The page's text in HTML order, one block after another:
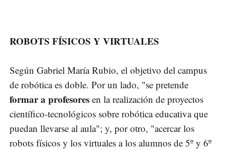
ROBOTS FÍSICOS Y VIRTUALES
Según Gabriel María Rubio, el objetivo del campus
de robótica es doble. Por un lado, "se pretende
formar a profesores en la realización de proyectos
científico-tecnológicos sobre robótica educativa que
puedan llevarse al aula"; y, por otro, "acercar los
robots físicos y los virtuales a los alumnos de 5º y 6º